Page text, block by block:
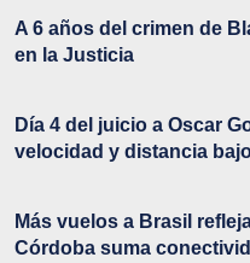
A 6 años del crimen de
en la Justicia
Día 4 del juicio a Oscar
velocidad y distancia
Más vuelos a Brasil
Córdoba suma